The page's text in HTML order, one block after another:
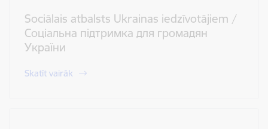
Sociālais atbalsts Ukrainas iedzīvotājiem /
Соціальна підтримка для громадян
України
Skatīt vairāk